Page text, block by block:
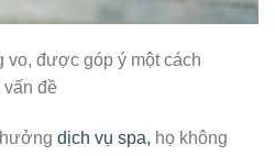
vo, được góp ý một cách
đề
dịch vụ spa, họ không